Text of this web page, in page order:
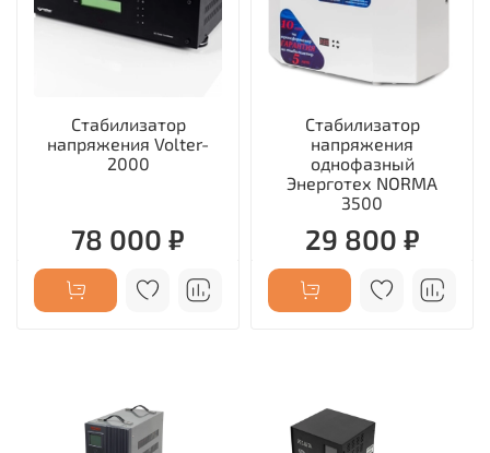
Стабилизатор
напряжения Volter-
2000
78 000 ₽
Стабилизатор
напряжения
однофазный
Энерготех NORMA
3500
29 800 ₽